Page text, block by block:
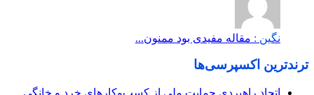
نگین : مقاله مفیدی بود ممنون...
ترندترین اکسپرسی‌ها
اتحاد راهبردی حمایت ملی از کسب‌وکارهای خرد و خانگی